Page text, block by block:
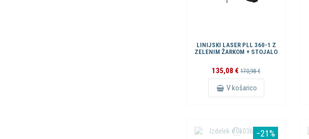
LINIJSKI LASER PLL 360-1 Z
ZELENIM ŽARKOM + STOJALO
135,08 €170,98 €
V košarico
−21%